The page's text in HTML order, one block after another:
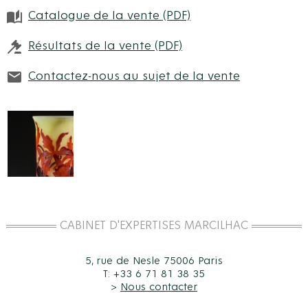
Catalogue de la vente (PDF)
Résultats de la vente (PDF)
Contactez-nous au sujet de la vente
CABINET D'EXPERTISES MARCILHAC
5, rue de Nesle 75006 Paris
T: +33 6 71 81 38 35
> Nous contacter